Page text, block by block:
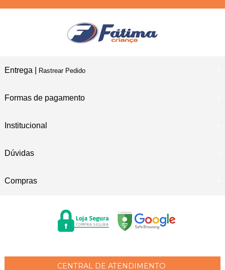
Entrega | Rastrear Pedido
Formas de pagamento
Institucional
Dúvidas
Compras
CENTRAL DE ATENDIMENTO